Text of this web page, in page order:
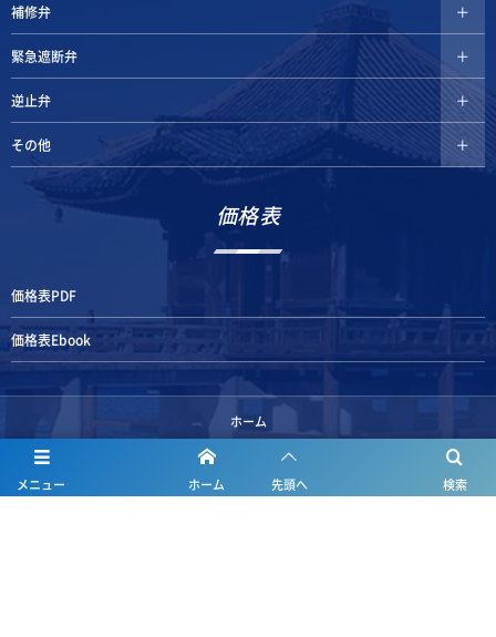
補修弁
緊急遮断弁
逆止弁
その他
価格表
価格表PDF
価格表Ebook
ホーム
メニュー 検索
ホーム 先頭へ